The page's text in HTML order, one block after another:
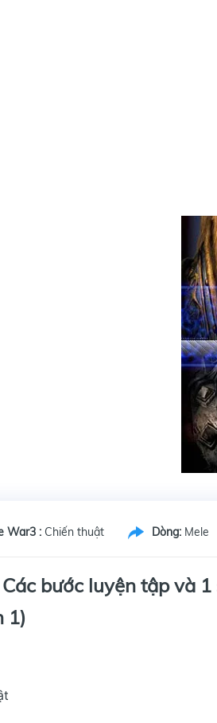
War3 : Chiến thuật Dòng: Mele
bước luyện tập và
1)